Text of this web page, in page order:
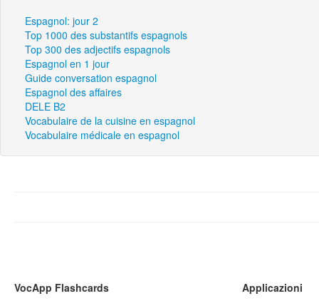
Espagnol: jour 2
Top 1000 des substantifs espagnols
Top 300 des adjectifs espagnols
Espagnol en 1 jour
Guide conversation espagnol
Espagnol des affaires
DELE B2
Vocabulaire de la cuisine en espagnol
Vocabulaire médicale en espagnol
VocApp Flashcards
Applicazioni